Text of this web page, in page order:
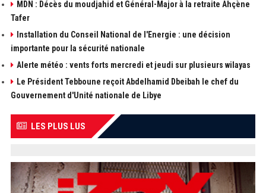
MDN : Décès du moudjahid et Général-Major à la retraite Ahçène
Tafer
Installation du Conseil National de l'Energie : une décision
importante pour la sécurité nationale
Alerte météo : vents forts mercredi et jeudi sur plusieurs wilayas
Le Président Tebboune reçoit Abdelhamid Dbeibah le chef du
Gouvernement d'Unité nationale de Libye
LES PLUS LUS